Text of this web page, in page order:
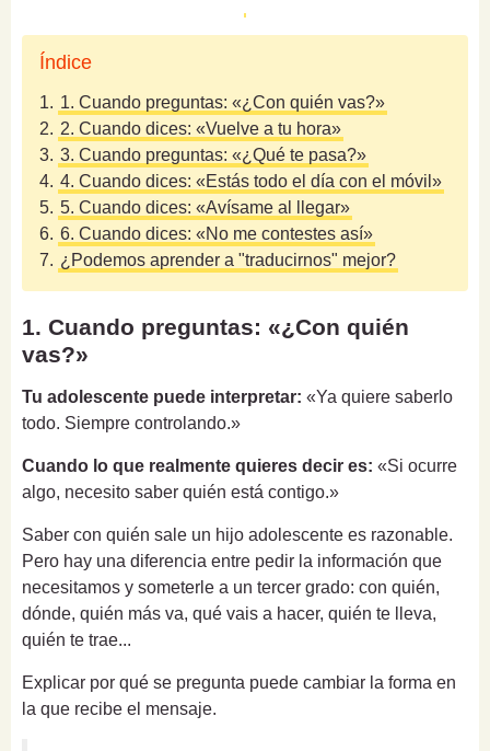
Índice
1. 1. Cuando preguntas: «¿Con quién vas?»
2. 2. Cuando dices: «Vuelve a tu hora»
3. 3. Cuando preguntas: «¿Qué te pasa?»
4. 4. Cuando dices: «Estás todo el día con el móvil»
5. 5. Cuando dices: «Avísame al llegar»
6. 6. Cuando dices: «No me contestes así»
7. ¿Podemos aprender a "traducirnos" mejor?
1. Cuando preguntas: «¿Con quién
vas?»
Tu adolescente puede interpretar: «Ya quiere saberlo
todo. Siempre controlando.»
Cuando lo que realmente quieres decir es: «Si ocurre
algo, necesito saber quién está contigo.»
Saber con quién sale un hijo adolescente es razonable.
Pero hay una diferencia entre pedir la información que
necesitamos y someterle a un tercer grado: con quién,
dónde, quién más va, qué vais a hacer, quién te lleva,
quién te trae...
Explicar por qué se pregunta puede cambiar la forma en
la que recibe el mensaje.